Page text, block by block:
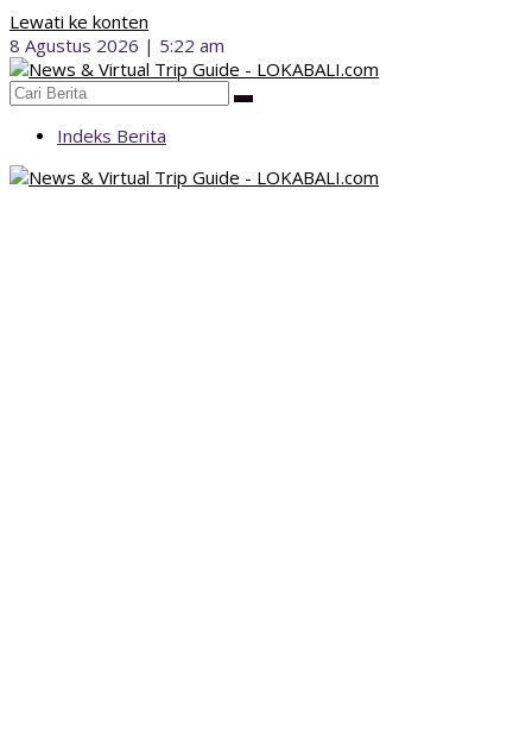
Lewati ke konten
8 Agustus 2026 | 5:22 am
Indeks Berita